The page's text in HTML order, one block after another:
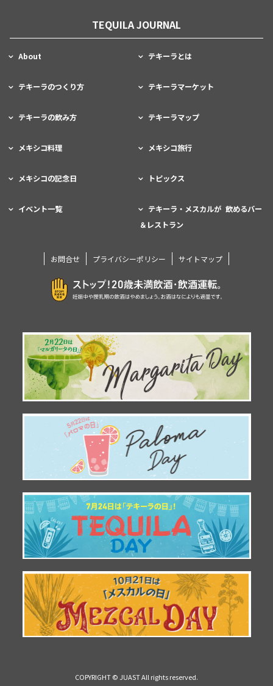
TEQUILA JOURNAL
About テキーラとは
テキーラのつくり方 テキーラマーケット
テキーラの飲み方 テキーラマップ
メキシコ料理 メキシコ旅行
メキシコの記念日 トピックス
イベント一覧
テキーラ・メスカルが 飲めるバー
＆レストラン
お問合せ プライバシーポリシー サイトマップ
COPYRIGHT © JUAST All rights reserved.